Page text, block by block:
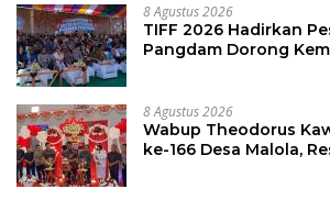
8 Agustus 2026
TIFF 2026 Hadirkan
Pangdam Dorong
8 Agustus 2026
Wabup Theodorus
ke-166 Desa Malola,